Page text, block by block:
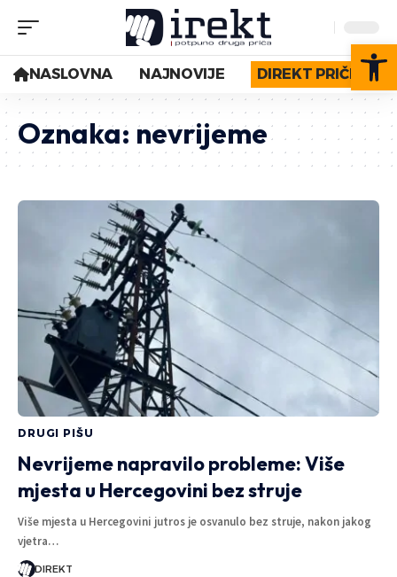
NASLOVNA NAJNOVIJE DIREKT PRIČE
Oznaka: nevrijeme
DRUGI PIŠU
Nevrijeme napravilo probleme: Više
mjesta u Hercegovini bez struje
Više mjesta u Hercegovini jutros je osvanulo bez struje, nakon jakog
vjetra…
DIREKT